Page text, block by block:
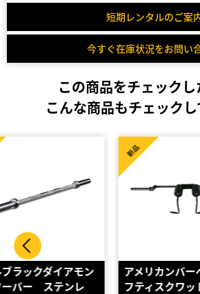
短期レンタルのご案
今すぐ在庫状況をお問い
この商品をチェックし
こんな商品もチェックし
アメリカンバーベル・セー
フティスクワットバー
バー
リ Ｔ